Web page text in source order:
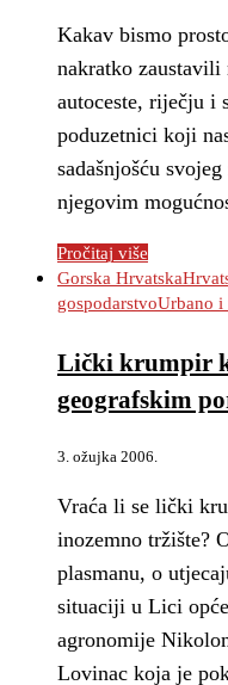
Kakav bismo
nakratko
autoceste, riječju i
poduzetnici koji
sadašnjošću
njegovim
Pročitaj više
Gorska Hrvatska
gospodarstvoUrbano i
Lički krumpir
geografskim
3. ožujka 2006.
Vraća li se lički
inozemno tržište?
plasmanu, o
situaciji u Lici
agronomije
Lovinac koja je